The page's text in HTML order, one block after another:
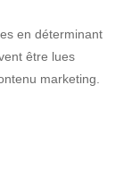
en déterminant
être lues
marketing.